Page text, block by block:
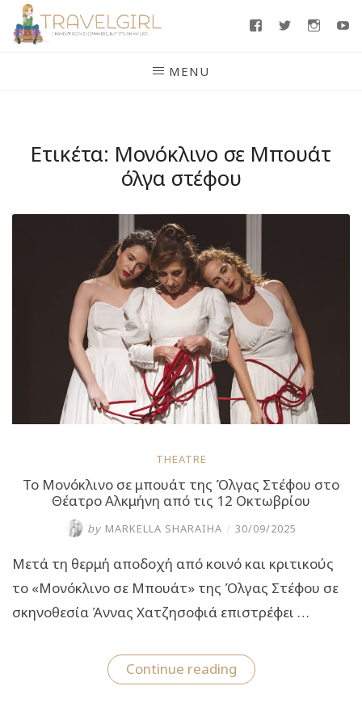
Skip
FacebookTwitter
MENU
Ετικέτα: Μονόκλινο σε Μπουάτ
όλγα στέφου
THEATRE
Το Μονόκλινο σε μπουάτ της Όλγας Στέφου στο
Θέατρο Αλκμήνη από τις 12 Οκτωβρίου
by MARKELLA SHARAIHA / 30/09/2025
Μετά τη θερμή αποδοχή από κοινό και κριτικούς
το «Μονόκλινο σε Μπουάτ» της Όλγας Στέφου σε
σκηνοθεσία Άννας Χατζησοφιά επιστρέφει …
Continue reading“Το
Μονόκλινο